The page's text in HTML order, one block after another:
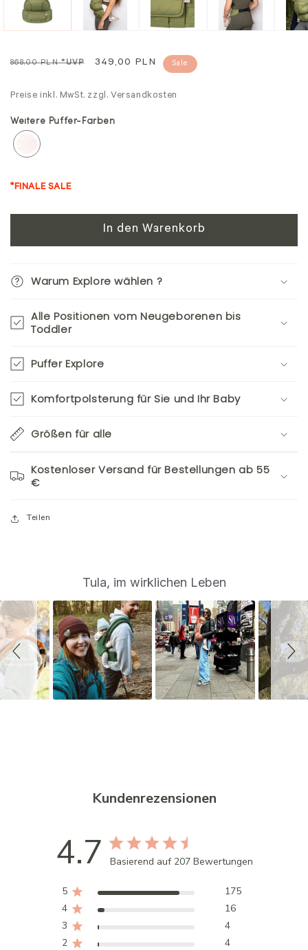
Regulärer
868,00 PLN*UVP Sale
349,00 PLN Sale
Preise inkl. MwSt. zzgl. Versandkosten
Weitere Puffer-Farben
*FINALE SALE
In den Warenkorb
Warum Explore wählen ?
Alle Positionen vom Neugeborenen bis
Toddler
Puffer Explore
Komfortpolsterung für Sie und Ihr Baby
Größen für alle
Kostenloser Versand für Bestellungen ab 55
€
Teilen
i
d
e
s
h
o
Tula, im wirklichen Leben
Kundenrezensionen
4.7 Basierend auf 207 Bewertungen
5
175
4
16
3
4
2
4